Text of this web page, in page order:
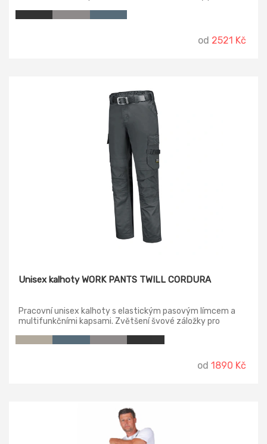
od 2521 Kč
Unisex kalhoty WORK PANTS TWILL CORDURA
Pracovní unisex kalhoty s elastickým pasovým límcem a
multifunkčními kapsami. Zvětšení švové záložky pro
od 1890 Kč